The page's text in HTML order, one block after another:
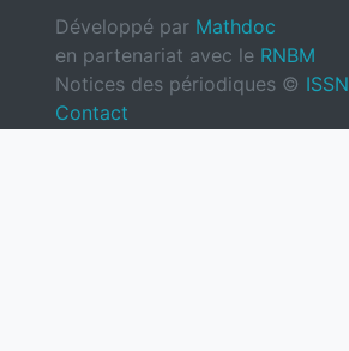
Développé par Mathdoc
en partenariat avec le RNBM
Notices des périodiques © ISSN
Contact